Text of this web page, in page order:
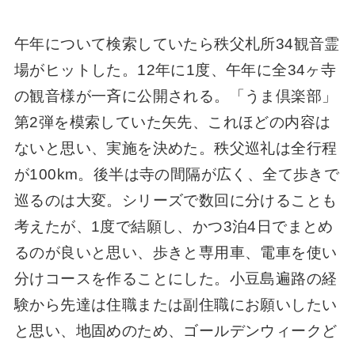
午年について検索していたら秩父札所34観音霊
場がヒットした。12年に1度、午年に全34ヶ寺
の観音様が一斉に公開される。「うま倶楽部」
第2弾を模索していた矢先、これほどの内容は
ないと思い、実施を決めた。秩父巡礼は全行程
が100km。後半は寺の間隔が広く、全て歩きで
巡るのは大変。シリーズで数回に分けることも
考えたが、1度で結願し、かつ3泊4日でまとめ
るのが良いと思い、歩きと専用車、電車を使い
分けコースを作ることにした。小豆島遍路の経
験から先達は住職または副住職にお願いしたい
と思い、地固めのため、ゴールデンウィークど